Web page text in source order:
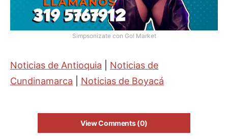
Simpsonizate con Go! Market
Noticias de Antioquia
Noticias de
Cundinamarca
Noticias de Boyacá
View Comments (0)